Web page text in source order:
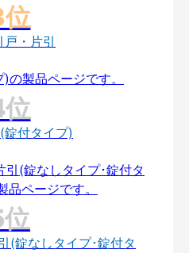
戸・片引
錠付タイプ)
(錠なしタイプ･錠付タ